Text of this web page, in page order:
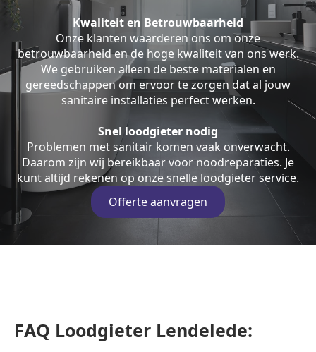
Kwaliteit en Betrouwbaarheid
Onze klanten waarderen ons om onze
betrouwbaarheid en de hoge kwaliteit van ons werk.
We gebruiken alleen de beste materialen en
gereedschappen om ervoor te zorgen dat al jouw
sanitaire installaties perfect werken.
Snel loodgieter nodig
Problemen met sanitair komen vaak onverwacht.
Daarom zijn wij bereikbaar voor noodreparaties. Je
kunt altijd rekenen op onze snelle loodgieter service.
Offerte aanvragen
FAQ Loodgieter Lendelede: